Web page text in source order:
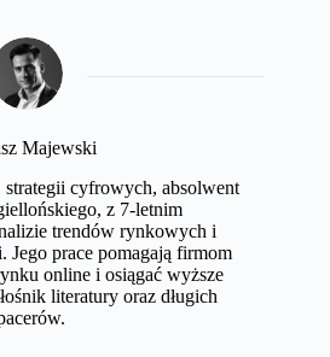
Majewski
cyfrowych, absolwent
z 7-letnim
trendów rynkowych i
prace pomagają firmom
online i osiągać wyższe
literatury oraz długich